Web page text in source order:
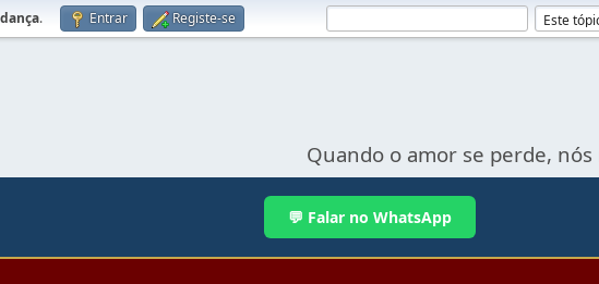
. Entrar Registe-se
Quando o amor se perde,
💬 Falar no WhatsApp